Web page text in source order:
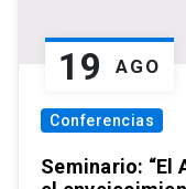
19 AGO
Conferencias
Seminario: “El